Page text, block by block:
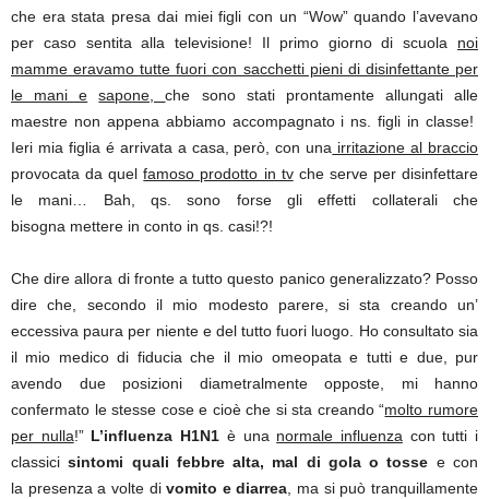
che era stata presa dai miei figli con un “Wow” quando l’avevano
per caso sentita alla televisione! Il primo giorno di scuola noi
mamme eravamo tutte fuori con sacchetti pieni di disinfettante per
le mani e
sapone,che sono stati prontamente allungati alle
maestre non appena abbiamo accompagnato i ns. figli in classe!
Ieri mia figlia é arrivata a casa, però, con una irritazione al braccio
provocata da quelfamoso prodotto in tvche serve per disinfettare
le mani… Bah, qs. sono forse gli effetti collaterali che
bisogna mettere in conto in qs. casi!?!
Che dire allora di fronte a tutto questo panico generalizzato? Posso
dire che, secondo il mio modesto parere, si sta creando un’
eccessiva paura per niente e del tutto fuori luogo. Ho consultato sia
il mio medico di fiducia che il mio omeopata e tutti e due, pur
avendo due posizioni diametralmente opposte, mi hanno
confermato le stesse cose e cioè che si sta creando “molto rumore
per nulla!” L’influenza H1N1 è una normale influenza con tutti i
classicisintomi quali febbre alta, mal di gola o tosse e con
la presenza a volte divomito e diarrea , ma si può tranquillamente